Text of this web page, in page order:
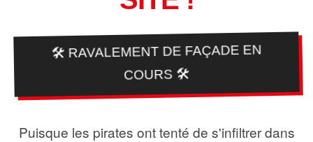
🛠️ RAVALEMENT DE FAÇADE EN
COURS 🛠️
Puisque les pirates ont tenté de s'infiltrer dans